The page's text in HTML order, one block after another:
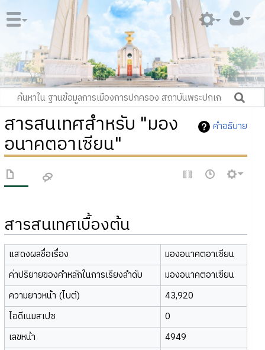
คำอธิบาย
สารสนเทศสำหรับ "มอง
อนาคตอาเซียน"
สารสนเทศเบื้องต้น
แสดงผลชื่อเรื่อง
มองอนาคตอาเซียน
ค่าปริยายของคำหลักในการเรียงลำดับ
มองอนาคตอาเซียน
ความยาวหน้า (ไบต์)
43,920
ไอดีเนมสเปซ
0
เลขหน้า
4949